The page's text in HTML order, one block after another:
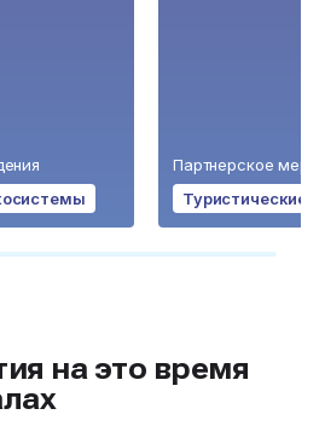
Партнерское
Туристические
на это время